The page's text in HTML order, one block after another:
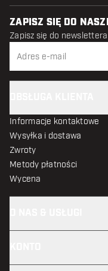
ZAPISZ SIĘ DO
Zapisz się do
Informacje kontaktowe
Wysyłka i dostawa
Zwroty
Metody płatności
Wycena